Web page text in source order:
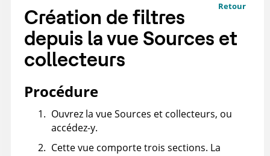
Retour
Création de filtres
depuis la vue Sources et
collecteurs
Procédure
Ouvrez la vue Sources et collecteurs, ou
accédez-y.
Cette vue comporte trois sections. La